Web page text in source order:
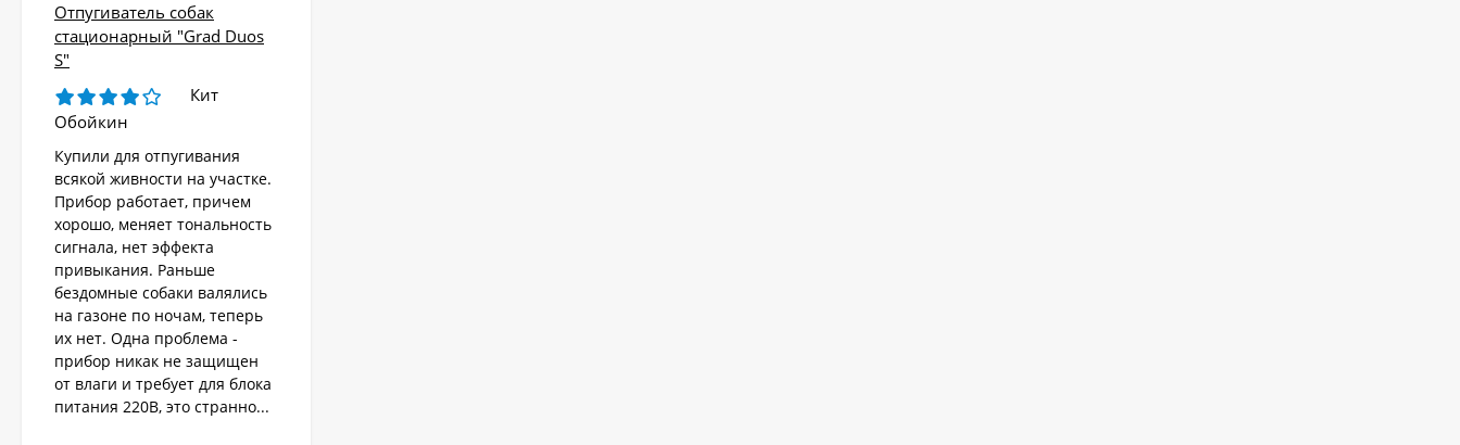
Отпугиватель собак
стационарный "Grad Duos
S"
Кит
Обойкин
Купили для отпугивания
всякой живности на участке.
Прибор работает, причем
хорошо, меняет тональность
сигнала, нет эффекта
привыкания. Раньше
бездомные собаки валялись
на газоне по ночам, теперь
их нет. Одна проблема -
прибор никак не защищен
от влаги и требует для блока
питания 220В, это странно...
Стационарный
отпугиватель
животных «AR-2403
Solar»
4 570₽